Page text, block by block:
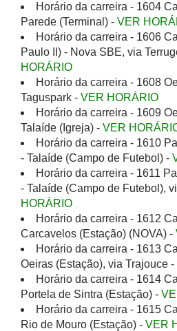
Horário da carreira - 1604
Parede (Terminal) - VER
Horário da carreira - 1606
Paulo II) - Nova SBE, via
HORÁRIO
Horário da carreira - 1608
Taguspark - VER HORÁRIO
Horário da carreira - 1609
Talaíde (Igreja) - VER
Horário da carreira - 1610
- Talaíde (Campo de Futebol) -
Horário da carreira - 1611
- Talaíde (Campo de Futebol),
HORÁRIO
Horário da carreira - 1612
Carcavelos (Estação) (NOVA) -
Horário da carreira - 1613
Oeiras (Estação), via Trajouce -
Horário da carreira - 1614
Portela de Sintra (Estação) -
Horário da carreira - 1615
Rio de Mouro (Estação) - VER